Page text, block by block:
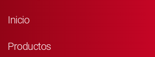
Inicio
Productos